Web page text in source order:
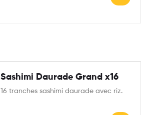
Sashimi Daurade Grand x16
16 tranches sashimi daurade avec riz.